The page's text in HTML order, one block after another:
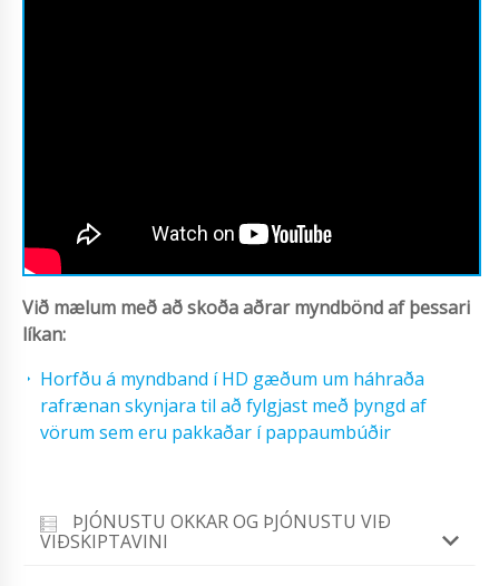
Við mælum með að skoða aðrar myndbönd af þessari
líkan:
Horfðu á myndband í HD gæðum um háhraða
rafrænan skynjara til að fylgjast með þyngd af
vörum sem eru pakkaðar í pappaumbúðir
ÞJÓNUSTU OKKAR OG ÞJÓNUSTU VIÐ
VIÐSKIPTAVINI